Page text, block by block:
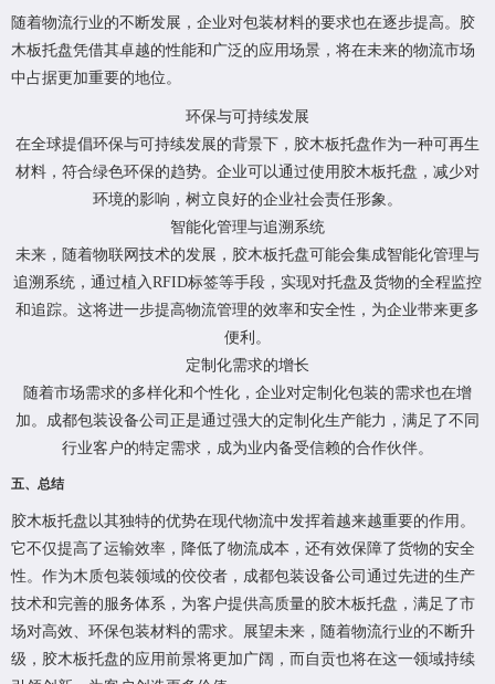
随着物流行业的不断发展，企业对包装材料的要求也在逐步提高。胶
木板托盘凭借其卓越的性能和广泛的应用场景，将在未来的物流市场
中占据更加重要的地位。
环保与可持续发展
在全球提倡环保与可持续发展的背景下，胶木板托盘作为一种可再生
材料，符合绿色环保的趋势。企业可以通过使用胶木板托盘，减少对
环境的影响，树立良好的企业社会责任形象。
智能化管理与追溯系统
未来，随着物联网技术的发展，胶木板托盘可能会集成智能化管理与
追溯系统，通过植入RFID标签等手段，实现对托盘及货物的全程监控
和追踪。这将进一步提高物流管理的效率和安全性，为企业带来更多
便利。
定制化需求的增长
随着市场需求的多样化和个性化，企业对定制化包装的需求也在增
加。成都包装设备公司正是通过强大的定制化生产能力，满足了不同
行业客户的特定需求，成为业内备受信赖的合作伙伴。
五、总结
胶木板托盘以其独特的优势在现代物流中发挥着越来越重要的作用。
它不仅提高了运输效率，降低了物流成本，还有效保障了货物的安全
性。作为木质包装领域的佼佼者，成都包装设备公司通过先进的生产
技术和完善的服务体系，为客户提供高质量的胶木板托盘，满足了市
场对高效、环保包装材料的需求。展望未来，随着物流行业的不断升
级，胶木板托盘的应用前景将更加广阔，而自贡也将在这一领域持续